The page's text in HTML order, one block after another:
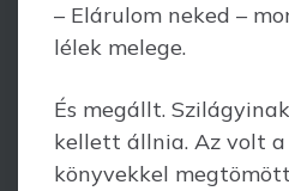
– Elárulom neked –
lélek melege.
És megállt.
kellett állnia. Az volt a
köny­vekkel